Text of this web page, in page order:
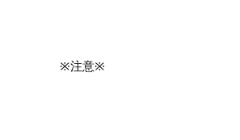
		※注意※